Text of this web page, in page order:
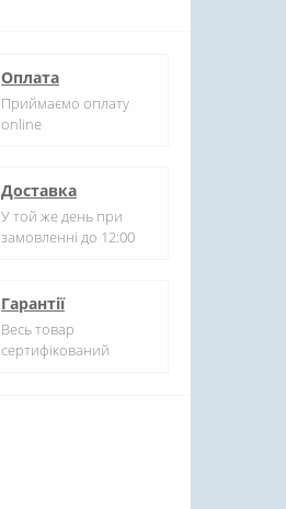
Оплата
Приймаємо оплату
online
Доставка
У той же день при
замовленні до 12:00
Гарантії
Весь товар
сертифікований